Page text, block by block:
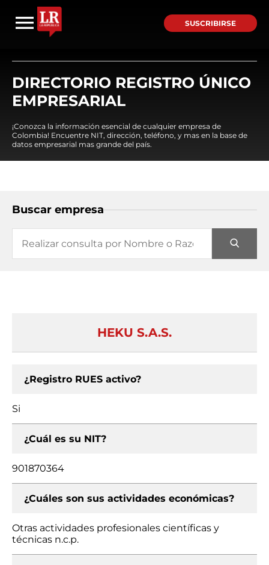
SUSCRIBIRSE
DIRECTORIO REGISTRO ÚNICO
EMPRESARIAL
¡Conozca la información esencial de cualquier empresa de
Colombia! Encuentre NIT, dirección, teléfono, y mas en la base de
datos empresarial mas grande del país.
Buscar empresa
HEKU S.A.S.
¿Registro RUES activo?
Si
¿Cuál es su NIT?
901870364
¿Cuáles son sus actividades económicas?
Otras actividades profesionales científicas y
técnicas n.c.p.